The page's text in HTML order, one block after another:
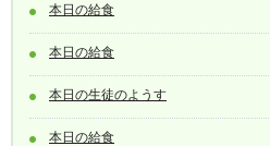
本日の給食
本日の給食
本日の生徒のようす
本日の給食